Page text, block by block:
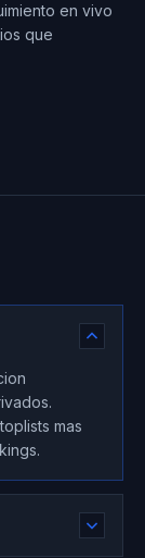
en vivo
que
mas